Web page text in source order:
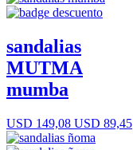
sandalias
MUTMA
mumba
USD 149,08 USD 89,45